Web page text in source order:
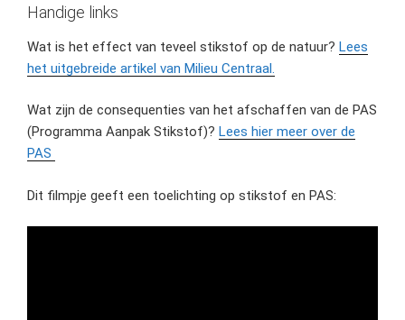
Handige links
Wat is het effect van teveel stikstof op de natuur? Lees
het uitgebreide artikel van Milieu Centraal.
Wat zijn de consequenties van het afschaffen van de PAS
(Programma Aanpak Stikstof)? Lees hier meer over de
PAS
Dit filmpje geeft een toelichting op stikstof en PAS: